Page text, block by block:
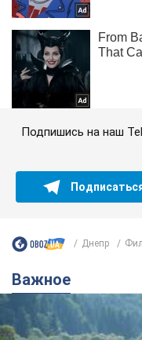
Подпишись на наш
Днепр
Важное